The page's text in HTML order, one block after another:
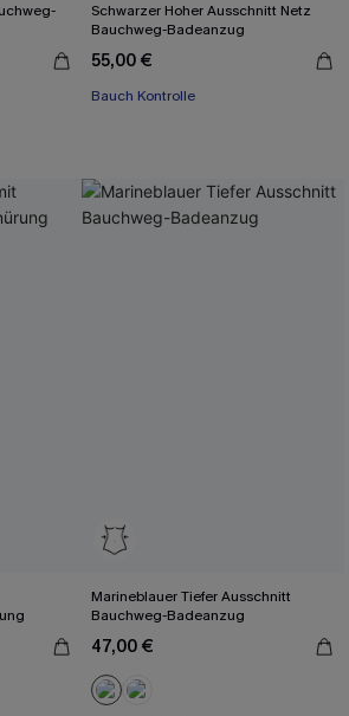
Schwarzer Hoher Ausschnitt Netz
Bauchweg-Badeanzug
55,00 €
Bauch Kontrolle
Marineblauer Tiefer Ausschnitt
Bauchweg-Badeanzug
47,00 €